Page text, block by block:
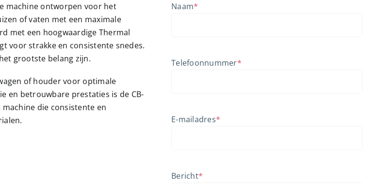
machine ontworpen voor het
of vaten met een maximale
met een hoogwaardige Thermal
voor strakke en consistente snedes.
grootste belang zijn.
of houder voor optimale
en betrouwbare prestaties is de CB-
die consistente en
Naam*
Telefoonnummer*
E-mailadres*
Bericht*